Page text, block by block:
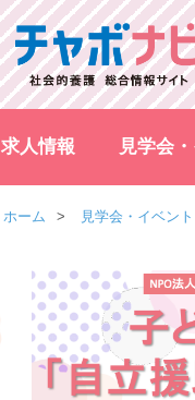
求人情報 見学会
ホーム 見学会・イベント